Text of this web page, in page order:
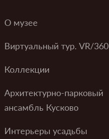
О музее
Виртуальный тур. VR/360
Коллекции
Архитектурно-парковый
ансамбль Кусково
Интерьеры усадьбы